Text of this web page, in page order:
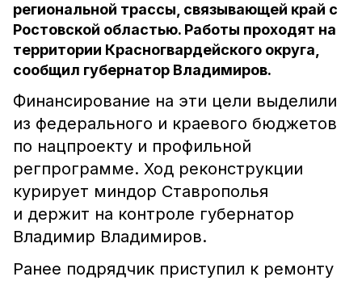
региональной трассы, связывающей край с
Ростовской областью. Работы проходят на
территории Красногвардейского округа,
сообщил губернатор Владимиров.
Финансирование на эти цели выделили
из федерального и краевого бюджетов
по нацпроекту и профильной
регпрограмме. Ход реконструкции
курирует миндор Ставрополья
и держит на контроле губернатор
Владимир Владимиров.
Ранее подрядчик приступил к ремонту